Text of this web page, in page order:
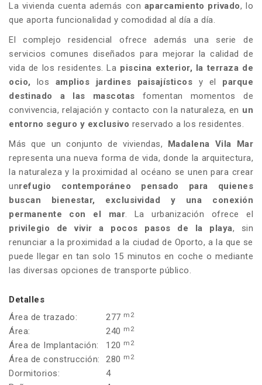
La vivienda cuenta además con aparcamiento privado, lo
que aporta funcionalidad y comodidad al día a día.
El complejo residencial ofrece además una serie de
servicios comunes diseñados para mejorar la calidad de
vida de los residentes. La piscina exterior, la terraza de
ocio, los amplios jardines paisajísticos y el parque
destinado a las mascotas fomentan momentos de
convivencia, relajación y contacto con la naturaleza, en un
entorno seguro y exclusivo reservado a los residentes.
Más que un conjunto de viviendas, Madalena Vila Mar
representa una nueva forma de vida, donde la arquitectura,
la naturaleza y la proximidad al océano se unen para crear
unrefugio contemporáneo pensado para quienes
buscan bienestar, exclusividad y una conexión
permanente con el mar. La urbanización ofrece el
privilegio de vivir a pocos pasos de la playa, sin
renunciar a la proximidad a la ciudad de Oporto, a la que se
puede llegar en tan solo 15 minutos en coche o mediante
las diversas opciones de transporte público.
Detalles
Área de trazado:
277 m2
Área: 240 m2
Área de Implantación: 120 m2
Área de construcción: 280 m2
Dormitorios:
4